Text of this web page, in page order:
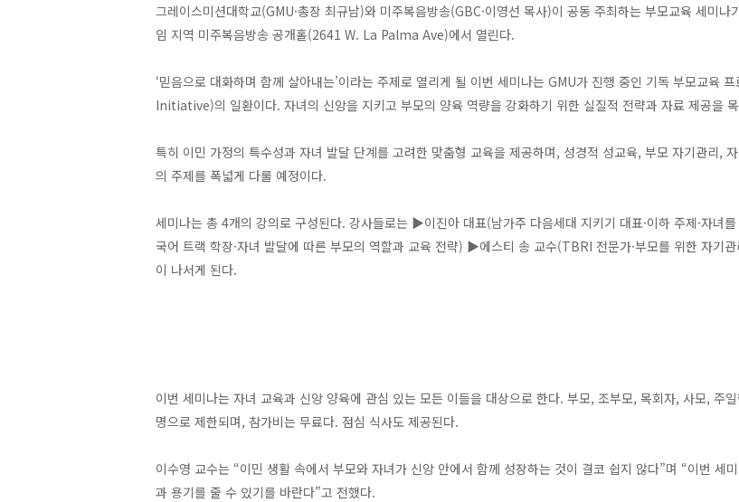
그레이스미션대학교(GMU·총장 최규남)와 미주복음방송(GBC·이영선 목사)이 공동 주최하는 부모교육 세미
임 지역 미주복음방송 공개홀(2641 W. La Palma Ave)에서 열린다.
‘믿음으로 대화하며 함께 살아내는’이라는 주제로 열리게 될 이번 세미나는 GMU가 진행 중인 기독 부모
Initiative)의 일환이다. 자녀의 신앙을 지키고 부모의 양육 역량을 강화하기 위한 실질적 전략과 자료 제공을
특히 이민 가정의 특수성과 자녀 발달 단계를 고려한 맞춤형 교육을 제공하며, 성경적 성교육, 부모 자기관리,
의 주제를 폭넓게 다룰 예정이다.
세미나는 총 4개의 강의로 구성된다. 강사들로는 ▶이진아 대표(남가주 다음세대 지키기 대표·이하 주제·자
국어 트랙 학장·자녀 발달에 따른 부모의 역할과 교육 전략) ▶에스티 송 교수(TBRI 전문가·부모를 위한 자기
이 나서게 된다.
이번 세미나는 자녀 교육과 신앙 양육에 관심 있는 모든 이들을 대상으로 한다. 부모, 조부모, 목회자, 사모, 주
명으로 제한되며, 참가비는 무료다. 점심 식사도 제공된다.
이수영 교수는 “이민 생활 속에서 부모와 자녀가 신앙 안에서 함께 성장하는 것이 결코 쉽지 않다”며 “이번 세
과 용기를 줄 수 있기를 바란다”고 전했다.